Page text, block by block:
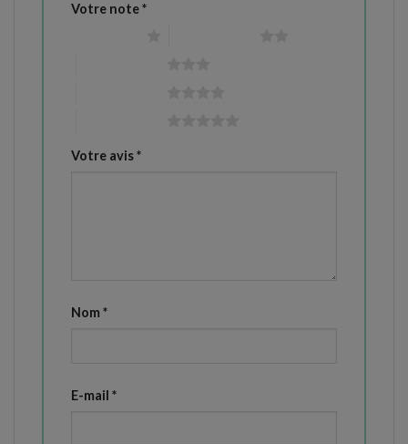
Votre note*
Votre avis*
Nom *
E-mail *